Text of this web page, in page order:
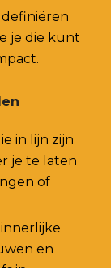
definiëren
je die kunt
in lijn zijn
je te laten
of
en